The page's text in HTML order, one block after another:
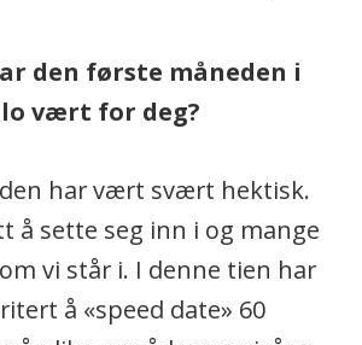
den første måneden i
vært for deg?
har vært svært hektisk.
å sette seg inn i og mange
vi står i. I denne tien har
å «speed date» 60